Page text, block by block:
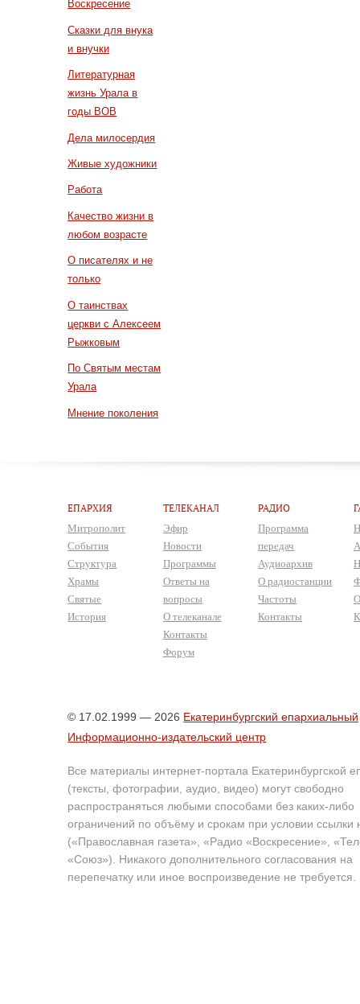
Воскресение
Сказки для внука
и внучки
Литературная
жизнь Урала в
годы ВОВ
Дела милосердия
Живые художники
Работа
Качество жизни в
любом возрасте
О писателях и не
только
О таинствах
церкви с Алексеем
Рыжковым
По Святым местам
Урала
Мнение поколения
ЕПАРХИЯ
Митрополит
События
Структура
Храмы
Святые
История
ТЕЛЕКАНАЛ
Эфир
Новости
Программы
Ответы на
вопросы
О телеканале
Контакты
Форум
РАДИО
Программа
передач
Аудиоархив
О радиостанции
Частоты
Контакты
© 17.02.1999 — 2026 Екатеринбургский епархиальный
Информационно-издательский центр
Все материалы интернет-портала Екатеринбургской
(тексты, фотографии, аудио, видео) могут свободно
распространяться любыми способами без каких-либо
ограничений по объёму и срокам при условии ссылки
(«Православная газета», «Радио «Воскресение»,
«Союз»). Никакого дополнительного согласования на
перепечатку или иное воспроизведение не требуется.